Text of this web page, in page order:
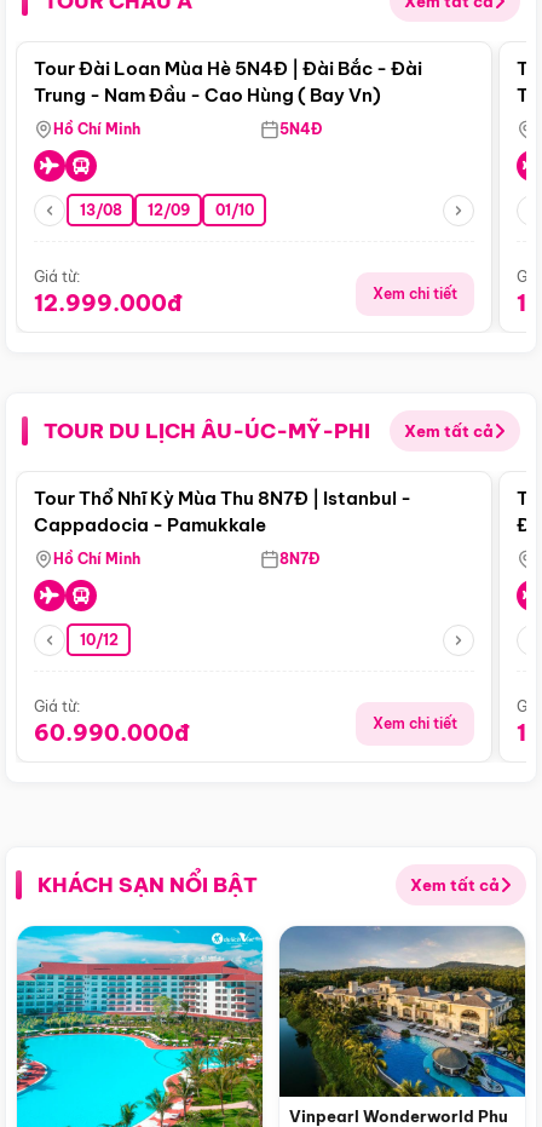
Điểm nổi bật
Tour Đài Loan Mùa Hè 5N4Đ | Đài Bắc - Đài
Trung - Nam Đầu - Cao Hùng ( Bay Vn)
Hồ Chí Minh 5N4Đ
13/08 12/09 01/10
Giá từ:
12.999.000đ Xem chi tiết
TOUR DU LỊCH ÂU-ÚC-MỸ-PHI Xem tất cả
Điểm nổi bật
Tour Thổ Nhĩ Kỳ Mùa Thu 8N7Đ | Istanbul -
Cappadocia - Pamukkale
Hồ Chí Minh 8N7Đ
10/12
Giá từ:
60.990.000đ Xem chi tiết
KHÁCH SẠN NỔI BẬT Xem tất cả
Vinpearl Wonderworld Phu